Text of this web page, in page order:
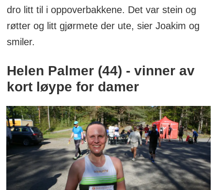
dro litt til i oppoverbakkene. Det var stein og
røtter og litt gjørmete der ute, sier Joakim og
smiler.
Helen Palmer (44) - vinner av
kort løype for damer